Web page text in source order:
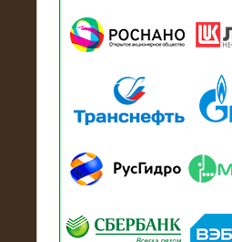
модуль в контейнере
Балтийский завод